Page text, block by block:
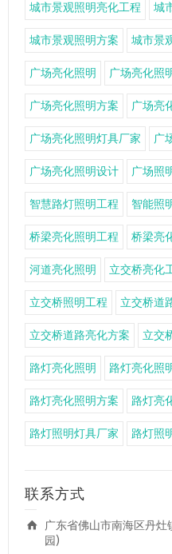
城市景观照明亮化工程 城
城市景观照明方案 城市景
广场亮化照明 广场亮化照
广场亮化照明方案 广场亮
广场亮化照明灯具厂家 广
广场亮化照明设计 广场照
智慧路灯照明工程 智能照
桥梁亮化照明工程 桥梁亮
河道亮化照明 立交桥亮化
立交桥照明工程 立交桥道
立交桥道路亮化方案 立交
路灯亮化照明 路灯亮化照
路灯亮化照明方案 路灯亮
路灯照明灯具厂家 路灯照
联系方式
广东省佛山市南海区丹
园)